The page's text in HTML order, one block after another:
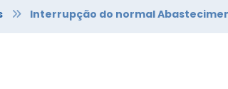
Interrupção do normal